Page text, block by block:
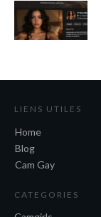
LIENS UTILES
Home
Blog
Cam Gay
CATEGORIES